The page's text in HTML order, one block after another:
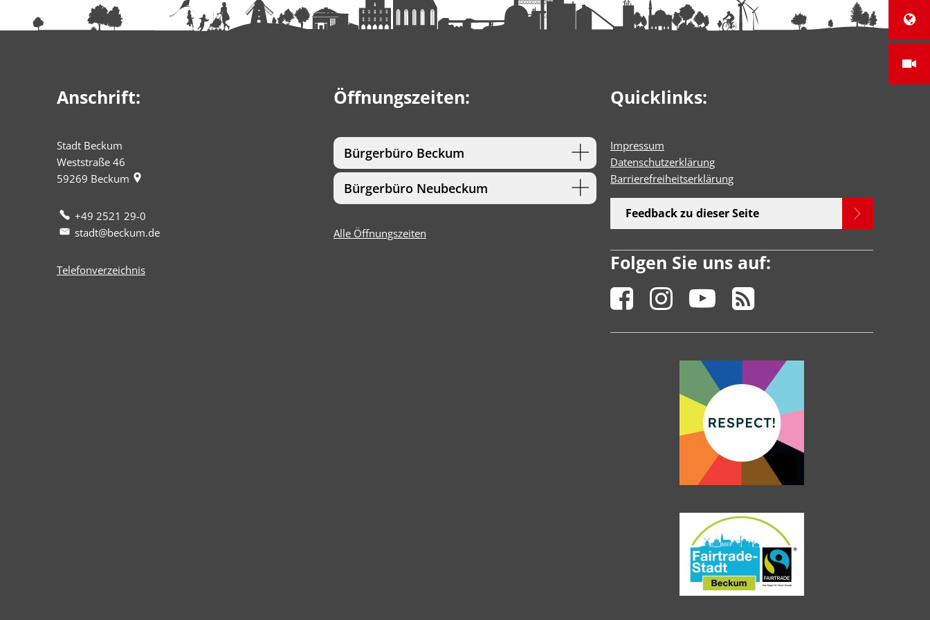
Anschrift:
Stadt Beckum
Weststraße 46
59269 Beckum
+49 2521 29-0
stadt@beckum.de
Telefonverzeichnis
Öffnungszeiten:
Bürgerbüro Beckum
Bürgerbüro Neubeckum
Alle Öffnungszeiten
Quicklinks:
Impressum
Datenschutzerklärung
Barrierefreiheitserklärung
Feedback zu dieser Seite
Folgen Sie uns auf: